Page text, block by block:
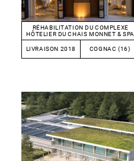
RÉHABILITATION DU COMPLEXE
HÔTELIER DU CHAIS MONNET & SPA
LIVRAISON 2018 COGNAC (16)